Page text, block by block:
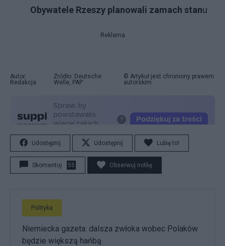
Obywatele Rzeszy planowali zamach stanu
Reklama
Autor:
Redakcja
Źródło: Deutsche
Welle, PAP
© Artykuł jest chroniony prawem
autorskim
Udostępnij Udostępnij Lubię to!
Skomentuj 55 Obserwuj notkę
Polityka
Niemiecka gazeta: dalsza zwłoka wobec Polaków
będzie większą hańbą